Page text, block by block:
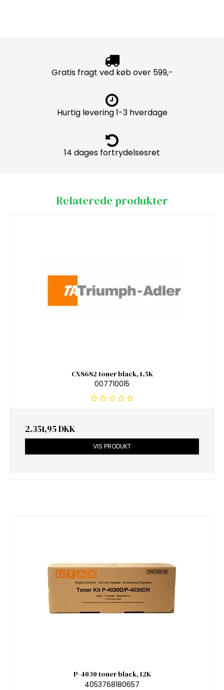
Gratis fragt ved køb over 599,-
Hurtig levering 1-3 hverdage
14 dages fortrydelsesret
Relaterede produkter
CX8682 toner black, 1.5K
007710015
2.351,95 DKK
VIS PRODUKT
P-4030 toner black, 12K
4053768180657